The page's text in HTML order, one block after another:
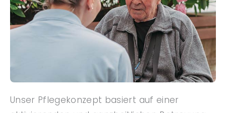
Unser Pflegekonzept basiert auf einer